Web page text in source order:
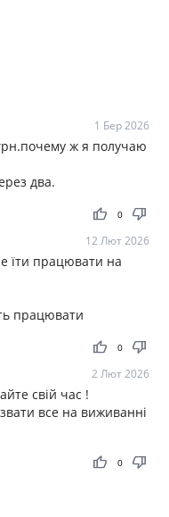
1 Бер 2026
ж я получаю
два.
thumb_up thumb_down
0
12 Лют 2026
їти працювати на
працювати
thumb_up thumb_down
0
2 Лют 2026
свій час !
все на виживанні
thumb_up thumb_down
0